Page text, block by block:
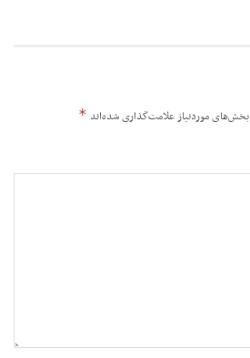
بخش‌های موردنیاز علامت‌گذاری شده‌اند *